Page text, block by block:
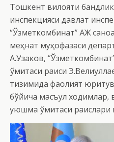
Тошкент вилояти
инспекцияси давлат
“Ўзметкомбинат” АЖ
меҳнат муҳофазаси
А.Узаков,
қўмитаси раиси
тизимида фаолият
бўйича масъул ходимлар,
уюшма қўмитаси